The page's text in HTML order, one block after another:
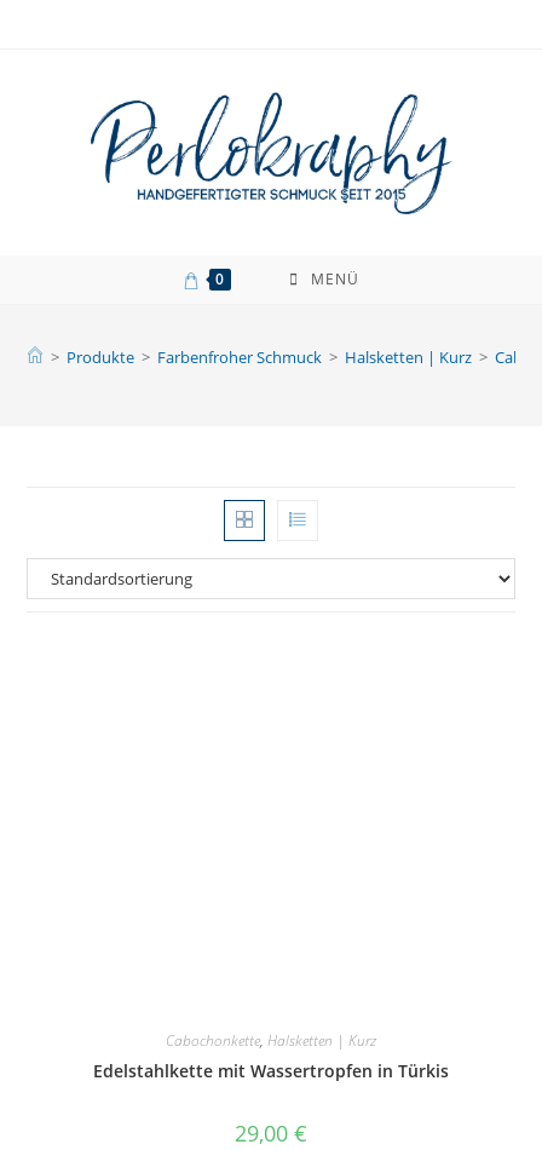
0 MENÜ
> Produkte > Farbenfroher Schmuck > Halsketten | Kurz >
Cabochonkette, Halsketten | Kurz
Edelstahlkette mit Wassertropfen in Türkis
29,00 €